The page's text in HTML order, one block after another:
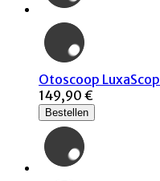
Otoscoop
149,90 €
Bestellen